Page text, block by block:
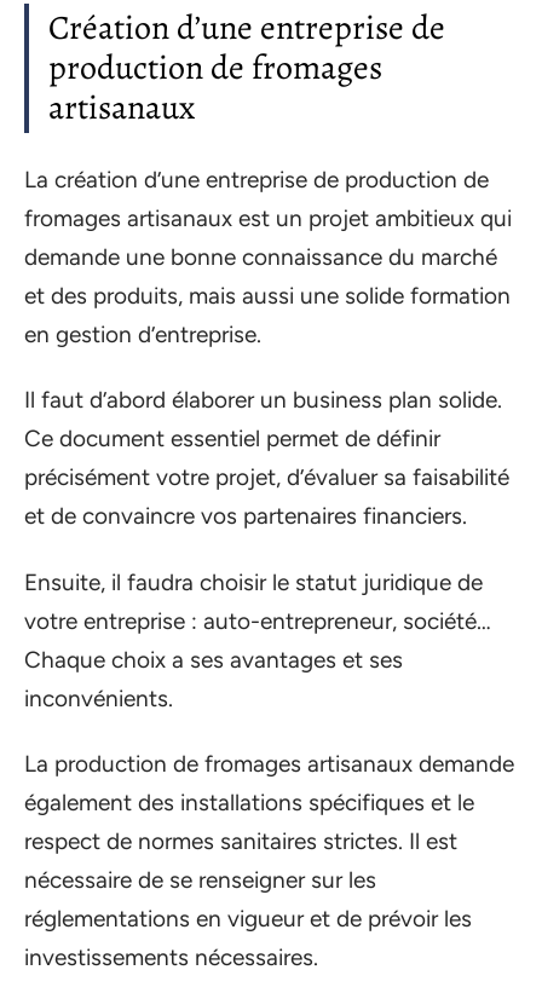
Création d’une entreprise de
production de fromages
artisanaux
La création d’une entreprise de production de
fromages artisanaux est un projet ambitieux qui
demande une bonne connaissance du marché
et des produits, mais aussi une solide formation
en gestion d’entreprise.
Il faut d’abord élaborer un business plan solide.
Ce document essentiel permet de définir
précisément votre projet, d’évaluer sa faisabilité
et de convaincre vos partenaires financiers.
Ensuite, il faudra choisir le statut juridique de
votre entreprise : auto-entrepreneur, société…
Chaque choix a ses avantages et ses
inconvénients.
La production de fromages artisanaux demande
également des installations spécifiques et le
respect de normes sanitaires strictes. Il est
nécessaire de se renseigner sur les
réglementations en vigueur et de prévoir les
investissements nécessaires.